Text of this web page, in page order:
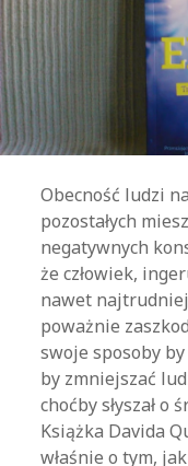
Obecność ludzi
pozostałych
negatywnych
że człowiek,
nawet
poważnie
swoje sposoby
by zmniejszać
choćby słyszał
Książka Davida
właśnie o tym,